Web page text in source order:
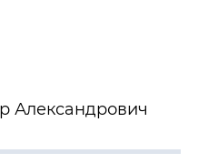
Александрович